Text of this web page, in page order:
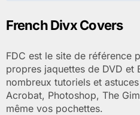
French Divx Covers
FDC est le site de référence
propres jaquettes de DVD et
nombreux tutoriels et
Acrobat, Photoshop, The
même vos pochettes.